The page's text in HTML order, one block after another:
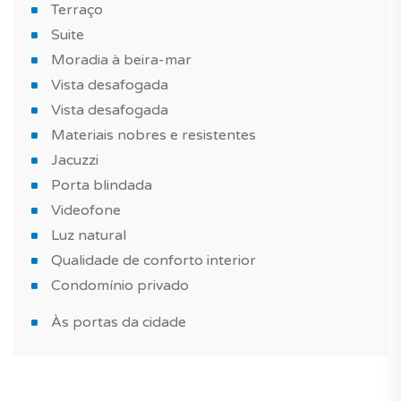
para receber os amigos.
O que fará a diferença em relação a outros imóveis
novos?
Um moradia geminada com estilo contemporâneo,
família ou com amigos. Um produto muito singular!
Para completar este imóvel, a moradia é vendida com
um lugar de estacionamento.
Esta moradia é adequada para a compra de um imóvel
Terraço
Suite
Moradia à beira-mar
Vista desafogada
Vista desafogada
Materiais nobres e resistentes
Jacuzzi
Porta blindada
Videofone
Luz natural
Qualidade de conforto interior
Condomínio privado
Às portas da cidade